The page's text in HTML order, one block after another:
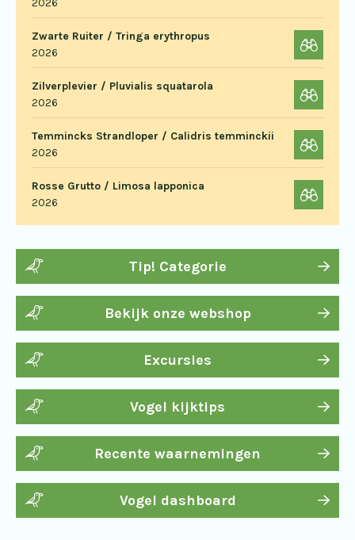
2026
Zwarte Ruiter / Tringa erythropus
2026
Zilverplevier / Pluvialis squatarola
2026
Temmincks Strandloper / Calidris temminckii
2026
Rosse Grutto / Limosa lapponica
2026
Tip! Categorie
Bekijk onze webshop
Excursies
Vogel kijktips
Recente waarnemingen
Vogel dashboard